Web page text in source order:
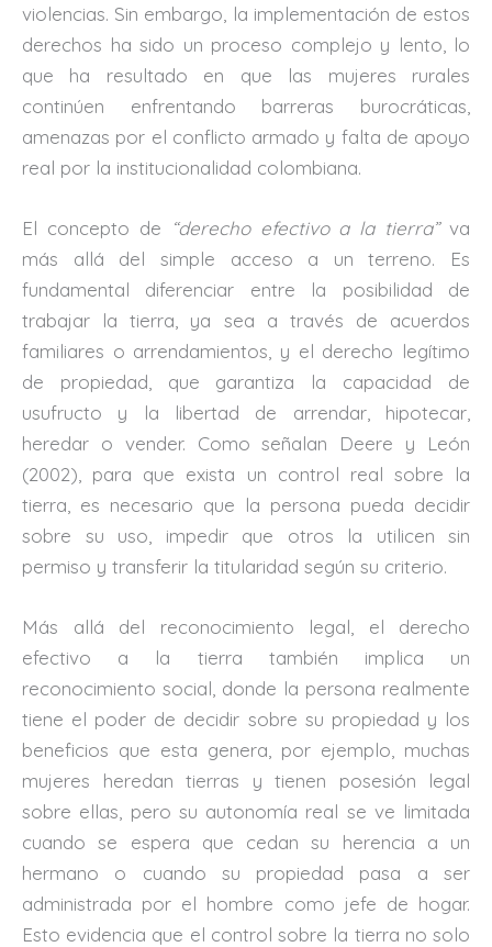
violencias. Sin embargo, la implementación de estos
derechos ha sido un proceso complejo y lento, lo
que ha resultado en que las mujeres rurales
continúen enfrentando barreras burocráticas,
amenazas por el conflicto armado y falta de apoyo
real por la institucionalidad colombiana.
El concepto de “derecho efectivo a la tierra”va
más allá del simple acceso a un terreno. Es
fundamental diferenciar entre la posibilidad de
trabajar la tierra, ya sea a través de acuerdos
familiares o arrendamientos, y el derecho legítimo
de propiedad, que garantiza la capacidad de
usufructo y la libertad de arrendar, hipotecar,
heredar o vender. Como señalan Deere y León
(2002), para que exista un control real sobre la
tierra, es necesario que la persona pueda decidir
sobre su uso, impedir que otros la utilicen sin
permiso y transferir la titularidad según su criterio.
Más allá del reconocimiento legal, el derecho
efectivo a la tierra también implica un
reconocimiento social, donde la persona realmente
tiene el poder de decidir sobre su propiedad y los
beneficios que esta genera, por ejemplo, muchas
mujeres heredan tierras y tienen posesión legal
sobre ellas, pero su autonomía real se ve limitada
cuando se espera que cedan su herencia a un
hermano o cuando su propiedad pasa a ser
administrada por el hombre como jefe de hogar.
Esto evidencia que el control sobre la tierra no solo